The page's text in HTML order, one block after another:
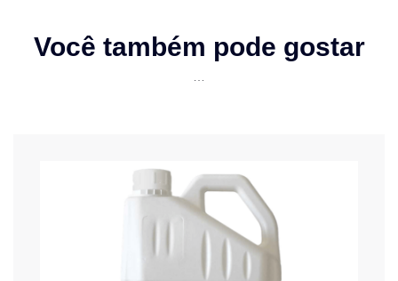
Você também pode gostar
…